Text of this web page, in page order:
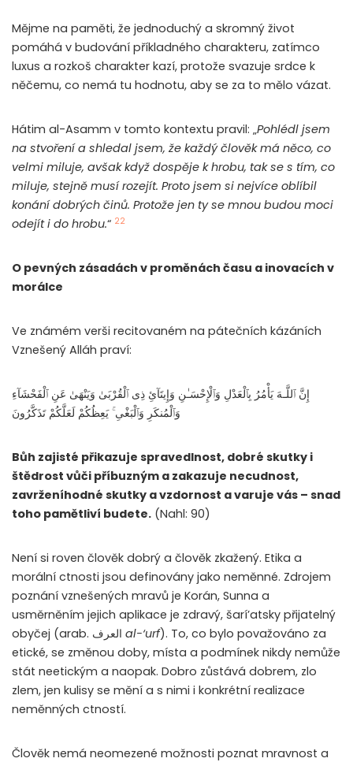
Mějme na paměti, že jednoduchý a skromný život
pomáhá v budování příkladného charakteru, zatímco
luxus a rozkoš charakter kazí, protože svazuje srdce k
něčemu, co nemá tu hodnotu, aby se za to mělo vázat.
Hátim al-Asamm v tomto kontextu pravil: „Pohlédl jsem
na stvoření a shledal jsem, že každý člověk má něco, co
velmi miluje, avšak když dospěje k hrobu, tak se s tím, co
miluje, stejně musí rozejít. Proto jsem si nejvíce oblíbil
konání dobrých činů. Protože jen ty se mnou budou moci
odejít i do hrobu.“ 22
O pevných zásadách v proměnách času a inovacích v
morálce
Ve známém verši recitovaném na pátečních kázáních
Vznešený Alláh praví:
إِنَّ ٱللَّـهَ يَأْمُرُ بِٱلْعَدْلِ وَٱلْإِحْسَـٰنِ وَإِيتَآئِ ذِى ٱلْقُرْبَىٰ وَيَنْهَىٰ عَنِ ٱلْفَحْشَآءِ
وَٱلْمُنكَرِ وَٱلْبَغْىِ ۚ يَعِظُكُمْ لَعَلَّكُمْ تَذَكَّرُونَ
Bůh zajisté přikazuje spravedlnost, dobré skutky i
štědrost vůči příbuzným a zakazuje necudnost,
zavrženíhodné skutky a vzdornost a varuje vás – snad
toho pamětliví budete. (Nahl: 90)
Není si roven člověk dobrý a člověk zkažený. Etika a
morální ctnosti jsou definovány jako neměnné. Zdrojem
poznání vznešených mravů je Korán, Sunna a
usměrněním jejich aplikace je zdravý, šarí’atsky přijatelný
al-‘urf). To, co bylo považováno za
etické, se změnou doby, místa a podmínek nikdy nemůže
stát neetickým a naopak. Dobro zůstává dobrem, zlo
zlem, jen kulisy se mění a s nimi i konkrétní realizace
neměnných ctností.
Člověk nemá neomezené možnosti poznat mravnost a